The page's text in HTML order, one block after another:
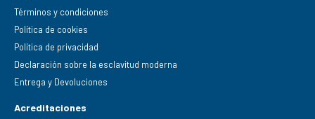
Términos y condiciones
Política de cookies
Política de privacidad
Declaración sobre la esclavitud moderna
Entrega y Devoluciones
Acreditaciones